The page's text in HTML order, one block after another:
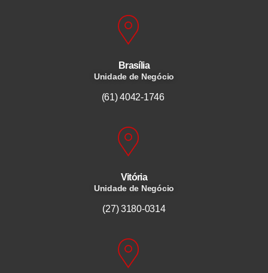
Brasília
Unidade de Negócio
(61) 4042-1746
Vitória
Unidade de Negócio
(27) 3180-0314